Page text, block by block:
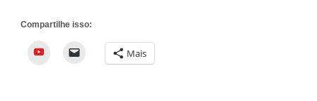
Compartilhe isso:
YouTube Mais